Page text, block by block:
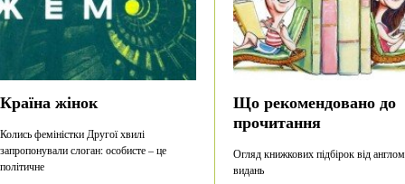
Країна жінок
Колись феміністки Другої хвилі
запропонували слоган: особисте – це
політичне
Що рекомендовано до
прочитання
Огляд книжкових підбірок від
видань